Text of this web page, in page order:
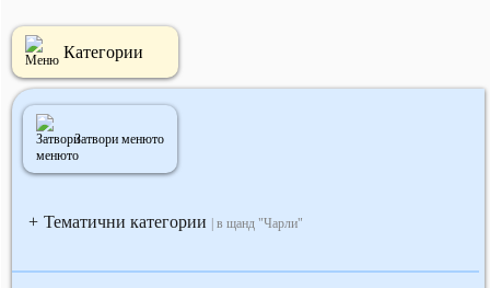
Категории
Затвори менюто
+ Тематични категории | в щанд "Чарли"